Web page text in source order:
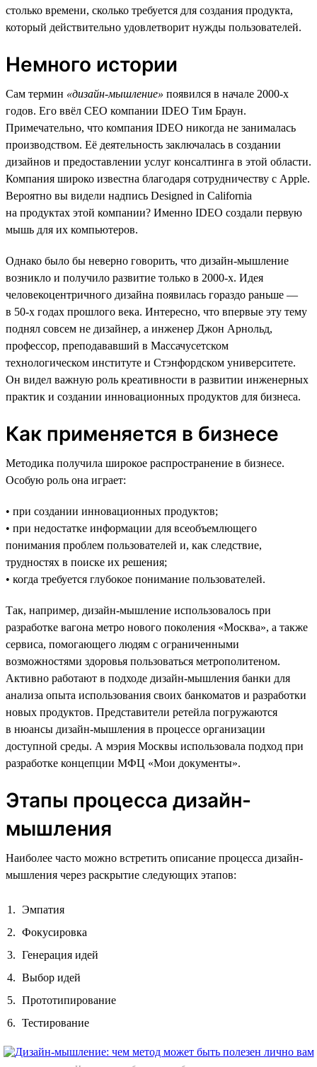
столько времени, сколько требуется для создания продукта,
который действительно удовлетворит нужды пользователей.
Немного истории
Сам термин «дизайн-мышление» появился в начале 2000-х
годов. Его ввёл СЕО компании IDEO Тим Браун.
Примечательно, что компания IDEO никогда не занималась
производством. Её деятельность заключалась в создании
дизайнов и предоставлении услуг консалтинга в этой области.
Компания широко известна благодаря сотрудничеству с Apple.
Вероятно вы видели надпись Designed in California
на продуктах этой компании? Именно IDEO создали первую
мышь для их компьютеров.
Однако было бы неверно говорить, что дизайн-мышление
возникло и получило развитие только в 2000-х. Идея
человекоцентричного дизайна появилась гораздо раньше —
в 50-х годах прошлого века. Интересно, что впервые эту тему
поднял совсем не дизайнер, а инженер Джон Арнольд,
профессор, преподававший в Массачусетском
технологическом институте и Стэнфордском университете.
Он видел важную роль креативности в развитии инженерных
практик и создании инновационных продуктов для бизнеса.
Как применяется в бизнесе
Методика получила широкое распространение в бизнесе.
Особую роль она играет:
• при создании инновационных продуктов;
• при недостатке информации для всеобъемлющего
понимания проблем пользователей и, как следствие,
трудностях в поиске их решения;
• когда требуется глубокое понимание пользователей.
Так, например, дизайн-мышление использовалось при
разработке вагона метро нового поколения «Москва», а также
сервиса, помогающего людям с ограниченными
возможностями здоровья пользоваться метрополитеном.
Активно работают в подходе дизайн-мышления банки для
анализа опыта использования своих банкоматов и разработки
новых продуктов. Представители ретейла погружаются
в нюансы дизайн-мышления в процессе организации
доступной среды. А мэрия Москвы использовала подход при
разработке концепции МФЦ «Мои документы».
Этапы процесса дизайн-
мышления
Наиболее часто можно встретить описание процесса дизайн-
мышления через раскрытие следующих этапов:
Эмпатия
Фокусировка
Генерация идей
Выбор идей
Прототипирование
Тестирование